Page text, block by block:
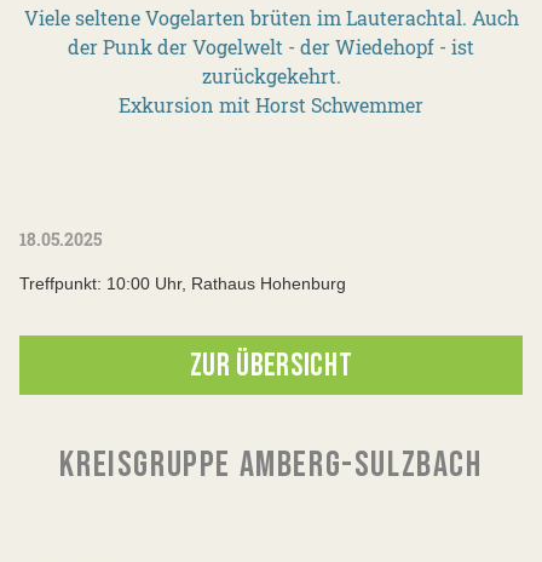
Viele seltene Vogelarten brüten im Lauterachtal. Auch
der Punk der Vogelwelt - der Wiedehopf - ist
zurückgekehrt.
Exkursion mit Horst Schwemmer
18.05.2025
Treffpunkt: 10:00 Uhr, Rathaus Hohenburg
ZUR ÜBERSICHT
KREISGRUPPE AMBERG-SULZBACH